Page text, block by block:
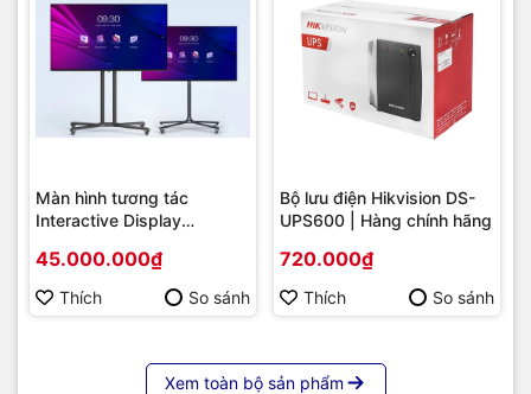
Màn hình tương tác
Interactive Display
86 | Cấu hình cao cấp |
Hàng chính hãng
45.000.000₫
Thích So sánh
Bộ lưu điện Hikvision DS-
UPS600 | Hàng chính hãng
720.000₫
Thích So sánh
Xem toàn bộ sản phẩm